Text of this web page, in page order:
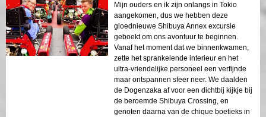
Mijn ouders en ik zijn onlangs in Tokio
aangekomen, dus we hebben deze
gloednieuwe Shibuya Annex excursie
geboekt om ons avontuur te beginnen.
Vanaf het moment dat we binnenkwamen,
zette het sprankelende interieur en het
ultra-vriendelijke personeel een verfijnde
maar ontspannen sfeer neer. We daalden
de Dogenzaka af voor een dichtbij kijkje bij
de beroemde Shibuya Crossing, en
genoten daarna van de chique boetieks in